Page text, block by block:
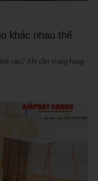
khác nhau thế
nào? Khi cần mang hàng